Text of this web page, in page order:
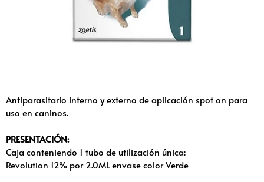
Antiparasitario interno y externo de aplicación spot on para
uso en caninos.
PRESENTACIÓN:
Caja conteniendo 1 tubo de utilización única:
Revolution 12% por 2.0ML envase color Verde